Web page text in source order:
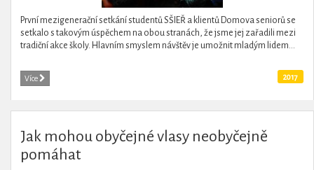
První mezigenerační setkání studentů SŠIEŘ a klientů Domova seniorů se
setkalo s takovým úspěchem na obou stranách, že jsme jej zařadili mezi
tradiční akce školy. Hlavním smyslem návštěv je umožnit mladým lidem...
Více 2017
Jak mohou obyčejné vlasy neobyčejně
pomáhat